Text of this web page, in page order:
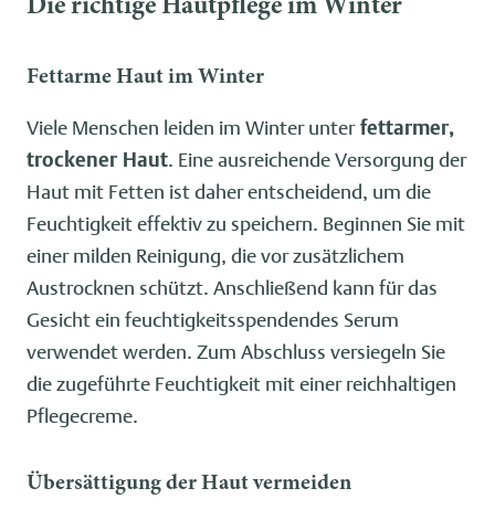
Die richtige Hautpflege im Winter
Fettarme Haut im Winter
Viele Menschen leiden im Winter unterfettarmer,
trockener Haut. Eine ausreichende Versorgung der
Haut mit Fetten ist daher entscheidend, um die
Feuchtigkeit effektiv zu speichern. Beginnen Sie mit
einer milden Reinigung, die vor zusätzlichem
Austrocknen schützt. Anschließend kann für das
Gesicht ein feuchtigkeitsspendendes Serum
verwendet werden. Zum Abschluss versiegeln Sie
die zugeführte Feuchtigkeit mit einer reichhaltigen
Pflegecreme.
Übersättigung der Haut vermeiden